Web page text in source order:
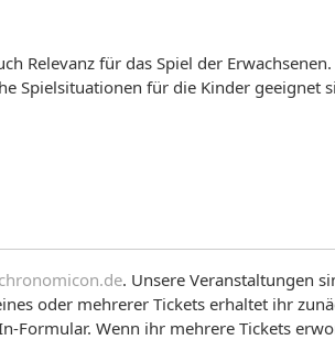
Relevanz für das Spiel der
Spielsituationen für die Kinder geeignet
. Unsere Veranstaltungen
oder mehrerer Tickets erhaltet ihr
Formular. Wenn ihr mehrere Tickets